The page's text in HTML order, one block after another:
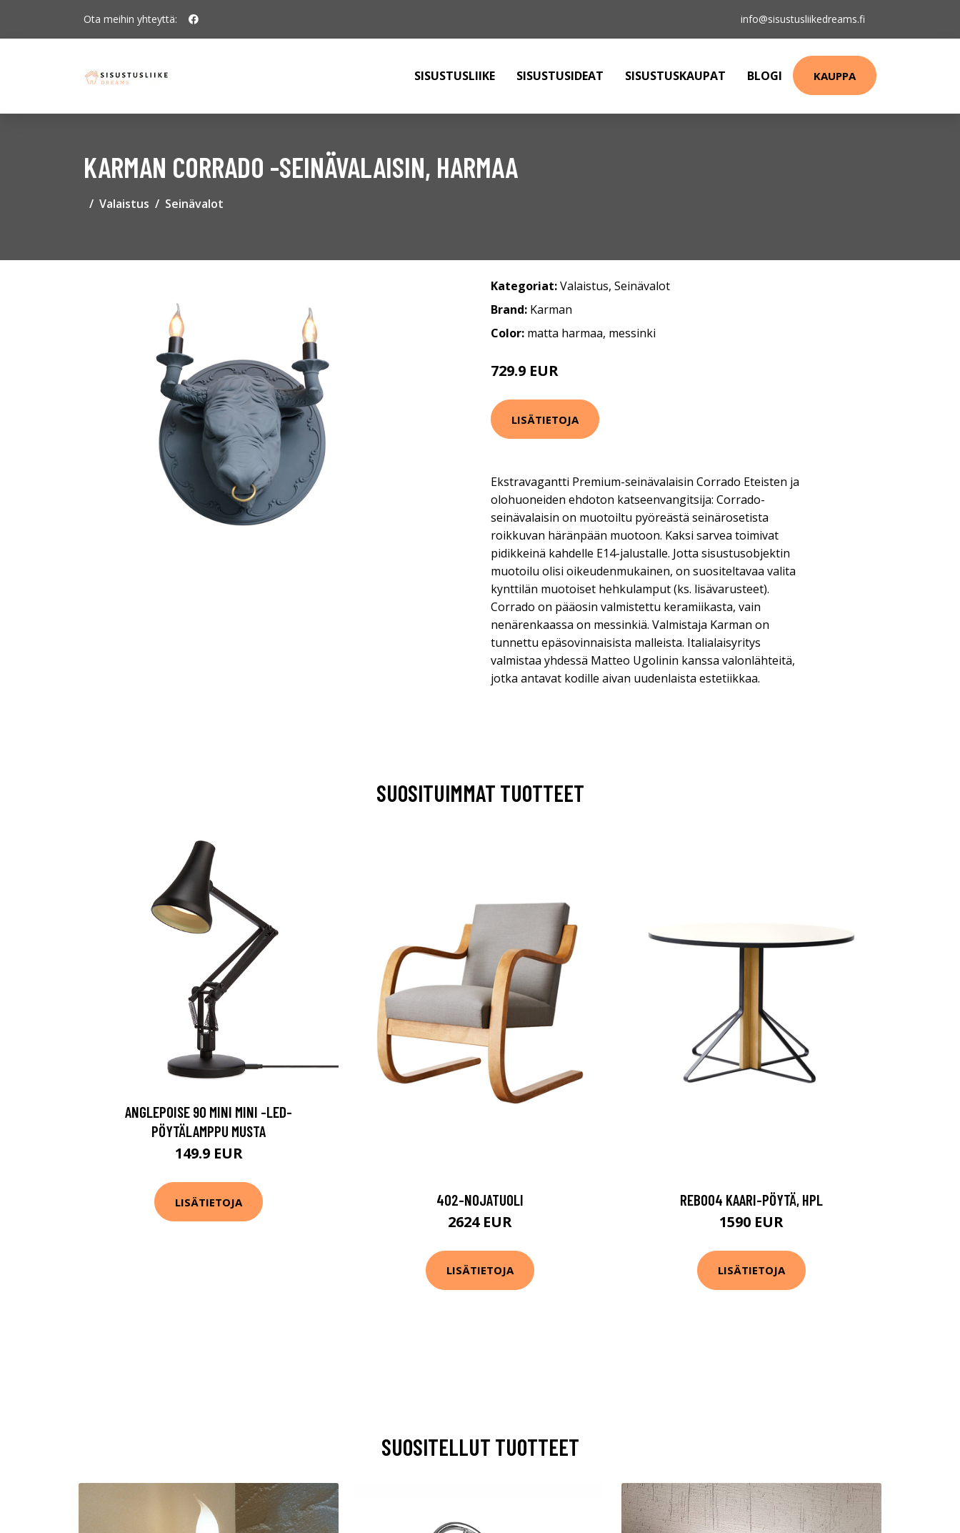
Ota meihin yhteyttä: info@sisustusliikedreams.fi
SISUSTUSLIIKE SISUSTUSIDEAT SISUSTUSKAUPAT BLOGI KAUPPA
KARMAN CORRADO -SEINÄVALAISIN, HARMAA
Valaistus Seinävalot
Kategoriat:Valaistus, Seinävalot
Brand: Karman
Color: matta harmaa, messinki
729.9 EUR
LISÄTIETOJA
Ekstravagantti Premium-seinävalaisin Corrado Eteisten ja
olohuoneiden ehdoton katseenvangitsija: Corrado-
seinävalaisin on muotoiltu pyöreästä seinärosetista
roikkuvan häränpään muotoon. Kaksi sarvea toimivat
pidikkeinä kahdelle E14-jalustalle. Jotta sisustusobjektin
muotoilu olisi oikeudenmukainen, on suositeltavaa valita
kynttilän muotoiset hehkulamput (ks. lisävarusteet).
Corrado on pääosin valmistettu keramiikasta, vain
nenärenkaassa on messinkiä. Valmistaja Karman on
tunnettu epäsovinnaisista malleista. Italialaisyritys
valmistaa yhdessä Matteo Ugolinin kanssa valonlähteitä,
jotka antavat kodille aivan uudenlaista estetiikkaa.
SUOSITUIMMAT TUOTTEET
ANGLEPOISE 90 MINI MINI -LED-
PÖYTÄLAMPPU MUSTA
149.9 EUR
LISÄTIETOJA 402-NOJATUOLI
2624 EUR
LISÄTIETOJA
REB004 KAARI-PÖYTÄ, HPL
1590 EUR
LISÄTIETOJA
SUOSITELLUT TUOTTEET